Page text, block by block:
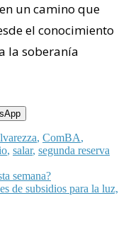
un camino que
el conocimiento
la soberanía
, ComBA,
, salar, segunda reserva
semana?
de subsidios para la luz,